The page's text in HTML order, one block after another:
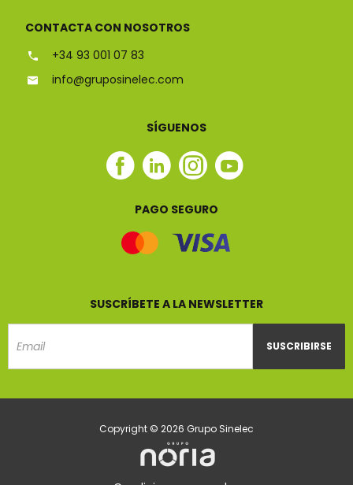
CONTACTA CON NOSOTROS
+34 93 001 07 83
info@gruposinelec.com
SÍGUENOS
Facebook
Linkedin
Instagram
Youtube
PAGO SEGURO
SUSCRÍBETE A LA NEWSLETTER
SUSCRIBIRSE
Copyright © 2026 Grupo Sinelec